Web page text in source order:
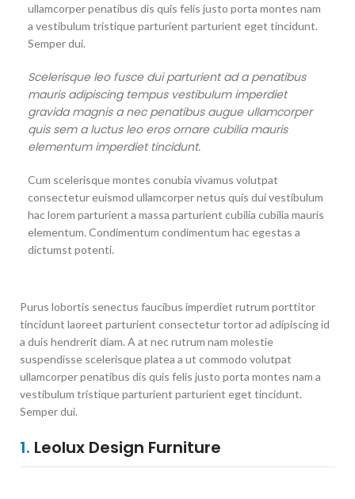
ullamcorper penatibus dis quis felis justo porta montes nam
a vestibulum tristique parturient parturient eget tincidunt.
Semper dui.
Scelerisque leo fusce dui parturient ad a penatibus
mauris adipiscing tempus vestibulum imperdiet
gravida magnis a nec penatibus augue ullamcorper
quis sem a luctus leo eros ornare cubilia mauris
elementum imperdiet tincidunt.
Cum scelerisque montes conubia vivamus volutpat
consectetur euismod ullamcorper netus quis dui vestibulum
hac lorem parturient a massa parturient cubilia cubilia mauris
elementum. Condimentum condimentum hac egestas a
dictumst potenti.
Purus lobortis senectus faucibus imperdiet rutrum porttitor
tincidunt laoreet parturient consectetur tortor ad adipiscing id
a duis hendrerit diam. A at nec rutrum nam molestie
suspendisse scelerisque platea a ut commodo volutpat
ullamcorper penatibus dis quis felis justo porta montes nam a
vestibulum tristique parturient parturient eget tincidunt.
Semper dui.
1. Leolux Design Furniture